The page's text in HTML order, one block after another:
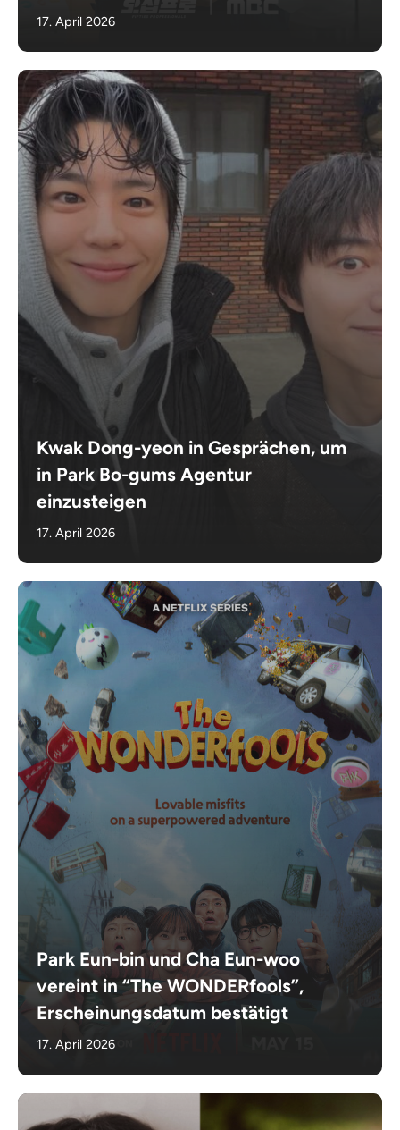
17. April 2026
Kwak Dong-yeon in Gesprächen, um
in Park Bo-gums Agentur
einzusteigen
17. April 2026
Park Eun-bin und Cha Eun-woo
vereint in “The WONDERfools”,
Erscheinungsdatum bestätigt
17. April 2026